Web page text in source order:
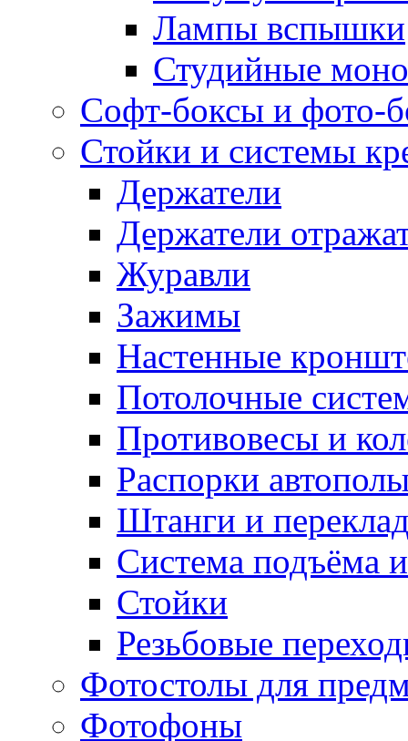
Лампы вспышки
Студийные
Софт-боксы и фото-
Стойки и системы
Держатели
Держатели
Журавли
Зажимы
Настенные
Потолочные
Противовесы и
Распорки
Штанги и
Система подъёма
Стойки
Резьбовые
Фотостолы для
Фотофоны